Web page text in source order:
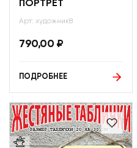
ПОРТРЕТ
Арт: художник8
790,00 ₽
ПОДРОБНЕЕ